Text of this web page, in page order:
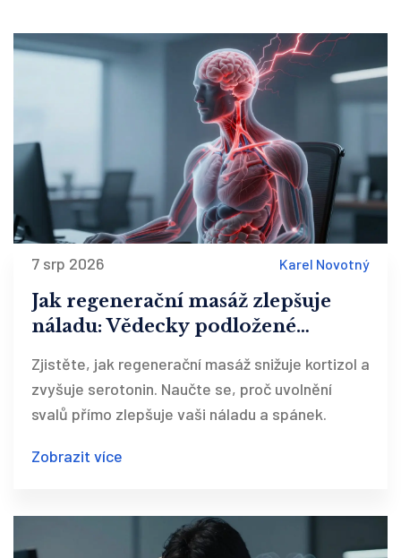
7 srp 2026 Karel Novotný
Jak regenerační masáž zlepšuje
náladu: Vědecky podložené
Zjistěte, jak regenerační masáž snižuje kortizol a
zvyšuje serotonin. Naučte se, proč uvolnění
svalů přímo zlepšuje vaši náladu a spánek.
Zobrazit více